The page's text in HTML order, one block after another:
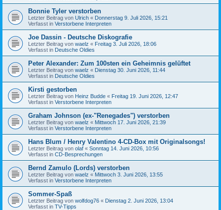
Bonnie Tyler verstorben
Letzter Beitrag von Ulrich « Donnerstag 9. Juli 2026, 15:21
Verfasst in Verstorbene Interpreten
Joe Dassin - Deutsche Diskografie
Letzter Beitrag von waelz « Freitag 3. Juli 2026, 18:06
Verfasst in Deutsche Oldies
Peter Alexander: Zum 100sten ein Geheimnis gelüftet
Letzter Beitrag von waelz « Dienstag 30. Juni 2026, 11:44
Verfasst in Deutsche Oldies
Kirsti gestorben
Letzter Beitrag von Heinz Budde « Freitag 19. Juni 2026, 12:47
Verfasst in Verstorbene Interpreten
Graham Johnson (ex-"Renegades") verstorben
Letzter Beitrag von waelz « Mittwoch 17. Juni 2026, 21:39
Verfasst in Verstorbene Interpreten
Hans Blum / Henry Valentino 4-CD-Box mit Originalsongs!
Letzter Beitrag von olaf « Sonntag 14. Juni 2026, 10:56
Verfasst in CD-Besprechungen
Bernd Zamulo (Lords) verstorben
Letzter Beitrag von waelz « Mittwoch 3. Juni 2026, 13:55
Verfasst in Verstorbene Interpreten
Sommer-Spaß
Letzter Beitrag von wolfdog76 « Dienstag 2. Juni 2026, 13:04
Verfasst in TV-Tipps